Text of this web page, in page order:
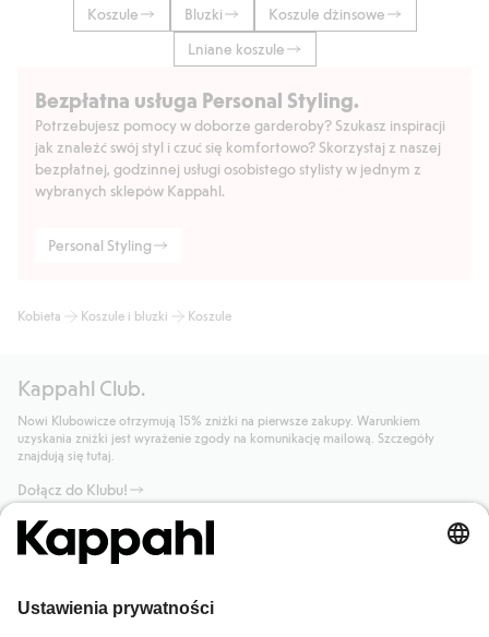
Koszule Bluzki
Koszule dżinsowe
Lniane koszule
Bezpłatna usługa Personal Styling.
Potrzebujesz pomocy w doborze garderoby? Szukasz inspiracji
jak znaleźć swój styl i czuć się komfortowo? Skorzystaj z naszej
bezpłatnej, godzinnej usługi osobistego stylisty w jednym z
wybranych sklepów Kappahl.
Personal Styling
Kobieta Koszule i bluzki Koszule
Kappahl Club.
Nowi Klubowicze otrzymują 15% zniżki na pierwsze zakupy. Warunkiem
uzyskania zniżki jest wyrażenie zgody na komunikację mailową. Szczegóły
znajdują się tutaj.
Dołącz do Klubu!